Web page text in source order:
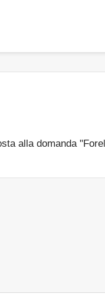
alla domanda